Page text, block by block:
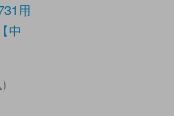
用
中